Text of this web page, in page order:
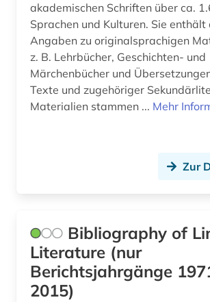
akademischen Schriften über ca.
Sprachen und Kulturen. Sie enthält
Angaben zu originalsprachigen
z. B. Lehrbücher, Geschichten- und
Märchenbücher und
Texte und zugehöriger
Materialien stammen ... Mehr
Zur
Bibliography of
Literature (nur
Berichtsjahrgänge
2015)